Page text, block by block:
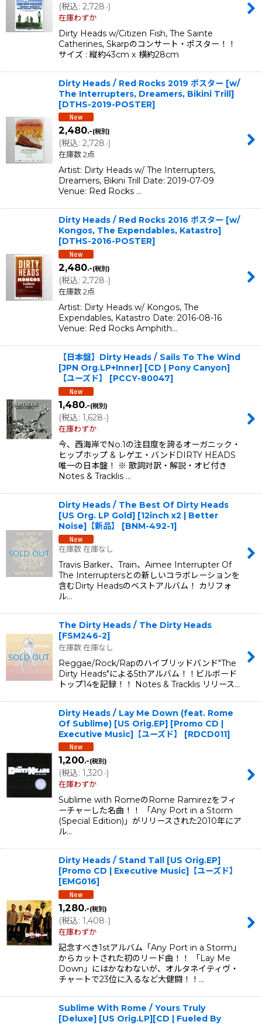
(税込: 2,728.-)
在庫わずか
Dirty Heads w/Citizen Fish, The Sainte
Catherines, Skarpのコンサート・ポスター！！
サイズ : 縦約43cm x 横約28cm
Dirty Heads / Red Rocks 2019 ポスター [w/
The Interrupters, Dreamers, Bikini Trill]
[DTHS-2019-POSTER]
2,480.-(税別)
(税込: 2,728.-)
在庫数 2点
Artist: Dirty Heads w/ The Interrupters,
Dreamers, Bikini Trill Date: 2019-07-09
Venue: Red Rocks …
Dirty Heads / Red Rocks 2016 ポスター [w/
Kongos, The Expendables, Katastro]
[DTHS-2016-POSTER]
2,480.-(税別)
(税込: 2,728.-)
在庫数 2点
Artist: Dirty Heads w/ Kongos, The
Expendables, Katastro Date: 2016-08-16
Venue: Red Rocks Amphith…
【日本盤】Dirty Heads / Sails To The Wind
[JPN Org.LP+Inner] [CD | Pony Canyon]
【ユーズド】
[PCCY-80047]
1,480.-(税別)
(税込: 1,628.-)
在庫わずか
今、西海岸でNo.1の注目度を誇るオーガニック・
ヒップホップ & レゲエ・バンドDIRTY HEADS
唯一の日本盤！ ※ 歌詞対訳・解説・オビ付き
Notes & Tracklis …
Dirty Heads / The Best Of Dirty Heads
[US Org. LP Gold] [12inch x2 | Better
Noise]【新品】
[BNM-492-1]
在庫数 在庫なし
Travis Barker、Train、Aimee Interrupter Of
The Interruptersとの新しいコラボレーションを
含むDirty Headsのベストアルバム！ カリフォ
ル…
The Dirty Heads ‎/ The Dirty Heads
[FSM246-2]
在庫数 在庫なし
Reggae/Rock/Rapのハイブリッドバンド"The
Dirty Heads"による5thアルバム！！ビルボード
トップ14を記録！！ Notes & Tracklis リリース…
Dirty Heads / Lay Me Down (feat. Rome
Of Sublime) [US Orig.EP] [Promo CD |
Executive Music]【ユーズド】
[RDCD011]
1,200.-(税別)
(税込: 1,320.-)
在庫わずか
Sublime with RomeのRome Ramirezをフィ
ーチャーした名曲！！ 「Any Port in a Storm
(Special Edition)」がリリースされた2010年にア
ル…
Dirty Heads / Stand Tall [US Orig.EP]
[Promo CD | Executive Music]【ユーズド】
[EMG016]
1,280.-(税別)
(税込: 1,408.-)
在庫わずか
記念すべき1stアルバム「Any Port in a Storm」
からカットされた初のリード曲！！ 「Lay Me
Down」にはかなわないが、オルタネイティヴ・
チャートで23位に入るなど大健闘！！…
Sublime With Rome / Yours Truly
[Deluxe] [US Orig.LP][CD | Fueled By